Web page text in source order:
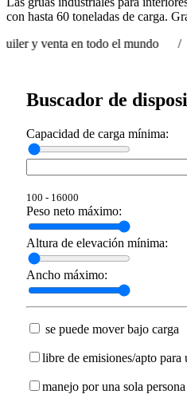
con hasta 60 toneladas de carga.
y venta en todo el mundo /
Buscador de
Capacidad de carga mínima:
100 - 16000
Peso neto máximo:
Altura de elevación mínima:
Ancho máximo:
se puede mover bajo carga
libre de emisiones/apto para
manejo por una sola persona